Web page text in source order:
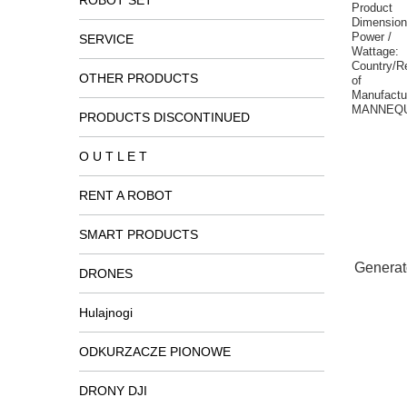
SERVICE
OTHER PRODUCTS
PRODUCTS DISCONTINUED
O U T L E T
RENT A ROBOT
SMART PRODUCTS
DRONES
Hulajnogi
ODKURZACZE PIONOWE
DRONY DJI
Product
Power /
Wattage:
Country/
of